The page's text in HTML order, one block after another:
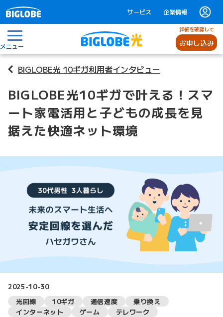
サービス 企業情報
メニュー
詳細を確認して
お申し込み
BIGLOBE光 10ギガ利用者インタビュー
BIGLOBE光10ギガで叶える！スマ
ート家電活用と子どもの成長を見
据えた快適ネット環境
2025-10-30
光回線
10ギガ 通信速度
乗り換え
インターネット
ゲーム テレワーク